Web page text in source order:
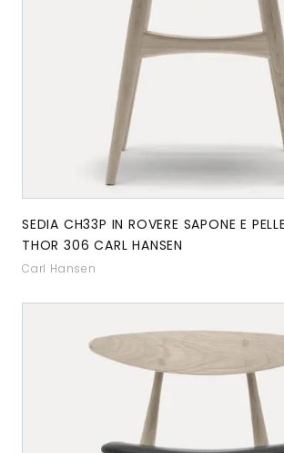
SEDIA CH33P IN ROVERE SAPONE E
THOR 306 CARL HANSEN
Carl Hansen